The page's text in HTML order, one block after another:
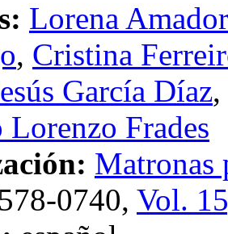
Lorena
, Cristina
García Díaz,
Lorenzo Frades
Matronas
0740, Vol.